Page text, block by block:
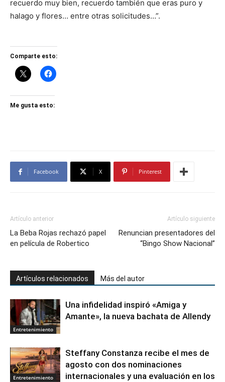
recuerdo muy bien, recuerdo también que eras puro y
halago y flores… entre otras solicitudes…”.
Comparte esto:
Me gusta esto:
Facebook X Pinterest
Artículo anterior
La Beba Rojas rechazó papel
en película de Robertico
Artículo siguiente
Renuncian presentadores del
“Bingo Show Nacional”
Artículos relacionados Más del autor
Entretenimiento
Una infidelidad inspiró «Amiga y
Amante», la nueva bachata de Allendy
Entretenimiento
Steffany Constanza recibe el mes de
agosto con dos nominaciones
internacionales y una evaluación en los